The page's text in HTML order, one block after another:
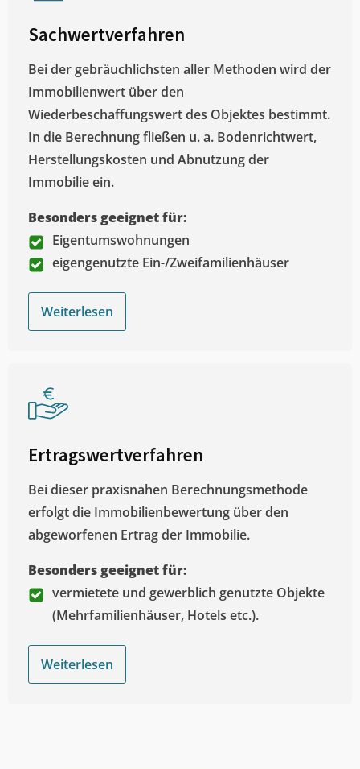
Sachwertverfahren
Bei der gebräuchlichsten aller Methoden wird der
Immobilienwert über den
Wiederbeschaffungswert des Objektes bestimmt.
In die Berechnung fließen u. a. Bodenrichtwert,
Herstellungskosten und Abnutzung der
Immobilie ein.
Besonders geeignet für:
Eigentumswohnungen
eigengenutzte Ein-/Zweifamilienhäuser
Weiterlesen
Ertragswertverfahren
Bei dieser praxisnahen Berechnungsmethode
erfolgt die Immobilienbewertung über den
abgeworfenen Ertrag der Immobilie.
Besonders geeignet für:
vermietete und gewerblich genutzte Objekte
(Mehrfamilienhäuser, Hotels etc.).
Weiterlesen